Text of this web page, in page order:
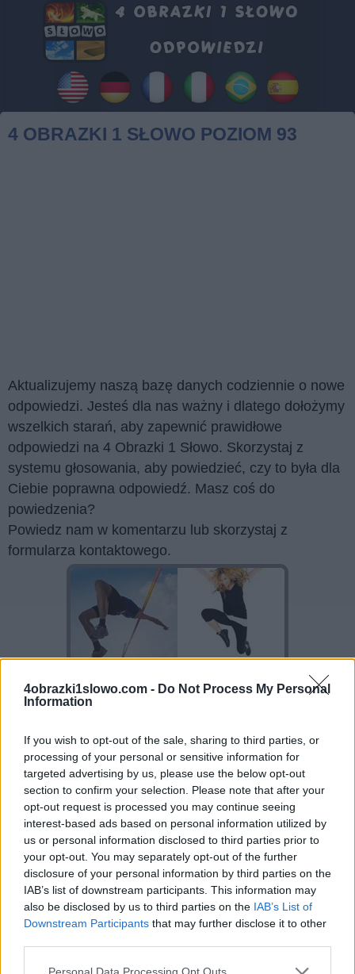
4obrazki1slowo.com - Do Not Process My Personal
Information
If you wish to opt-out of the sale, sharing to third parties, or
processing of your personal or sensitive information for
targeted advertising by us, please use the below opt-out
section to confirm your selection. Please note that after your
opt-out request is processed you may continue seeing
interest-based ads based on personal information utilized by
us or personal information disclosed to third parties prior to
your opt-out. You may separately opt-out of the further
disclosure of your personal information by third parties on the
IAB’s list of downstream participants. This information may
also be disclosed by us to third parties on the IAB’s List of
Downstream Participants that may further disclose it to other
Personal Data Processing Opt Outs
4 OBRAZKI 1 SŁOWO POZIOM 93
Aktualizujemy naszą bazę danych codziennie o nowe
odpowiedzi. Jesteś dla nas ważny i dlatego dołożymy
wszelkich starań, aby zapewnić prawidłowe
odpowiedzi na 4 Obrazki 1 Słowo. Skorzystaj z
systemu głosowania, aby powiedzieć, czy to była dla
Ciebie poprawna odpowiedź. Masz coś do
powiedzenia?
Powiedz nam w komentarzu lub skorzystaj z
formularza kontaktowego.